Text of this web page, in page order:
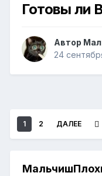
Готовы ли
Автор
24
1 2 ДАЛЕЕ